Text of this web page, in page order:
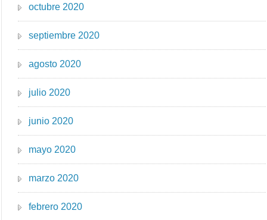
octubre 2020
septiembre 2020
agosto 2020
julio 2020
junio 2020
mayo 2020
marzo 2020
febrero 2020